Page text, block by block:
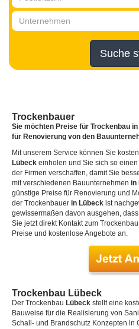
Suche
Trockenbauer
Sie möchten Preise für Trockenbau
für Renovierung von den
Mit unserem Service können Sie
Lübeck einholen und Sie sich so
der Firmen verschaffen, damit Sie
mit verschiedenen Bauunternehmen in
günstige Preise für Renovierung und
der Trockenbauer in Lübeck ist
gewissermaßen davon ausgehen,
Sie jetzt direkt Kontakt zum Trockenbau
Preise und kostenlose Angebote an.
Trockenbau Lübeck
Der Trockenbau Lübeck stellt eine
Bauweise für die Realisierung von
Schall- und Brandschutz Konzepten in